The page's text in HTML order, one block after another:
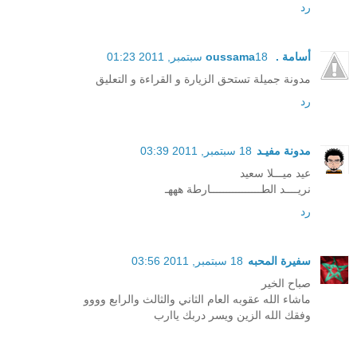
رد
أسامة . oussama
18 سبتمبر, 2011 01:23
مدونة جميلة تستحق الزيارة و القراءة و التعليق
رد
مدونة مفيـد 18 سبتمبر, 2011 03:39
عيد ميـــلا سعيد
نريــــد الطــــــــــــــــارطة هههـ
رد
سفيرة المحبه 18 سبتمبر, 2011 03:56
صباح الخير
ماشاء الله عقوبه العام الثاني والثالث والرابع وووو
وفقك الله الزين ويسر دربك ياارب